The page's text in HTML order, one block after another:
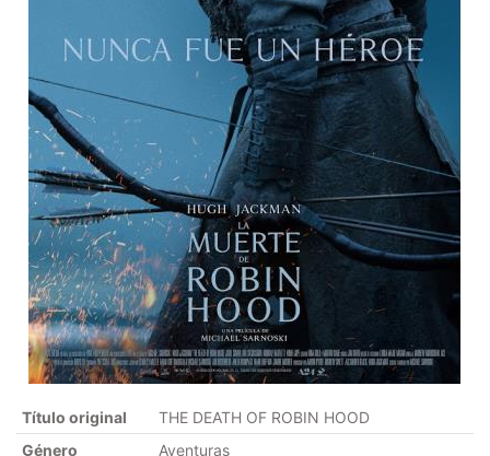
Título original
THE DEATH OF ROBIN HOOD
Género
Aventuras